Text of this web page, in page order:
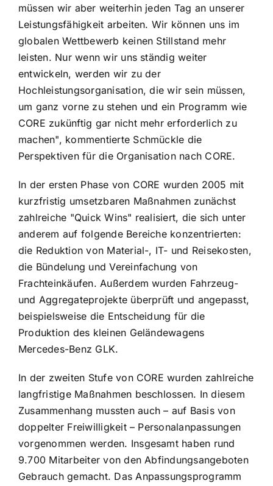
müssen wir aber weiterhin jeden Tag an unserer
Leistungsfähigkeit arbeiten. Wir können uns im
globalen Wettbewerb keinen Stillstand mehr
leisten. Nur wenn wir uns ständig weiter
entwickeln, werden wir zu der
Hochleistungsorganisation, die wir sein müssen,
um ganz vorne zu stehen und ein Programm wie
CORE zukünftig gar nicht mehr erforderlich zu
machen", kommentierte Schmückle die
Perspektiven für die Organisation nach CORE.
In der ersten Phase von CORE wurden 2005 mit
kurzfristig umsetzbaren Maßnahmen zunächst
zahlreiche "Quick Wins" realisiert, die sich unter
anderem auf folgende Bereiche konzentrierten:
die Reduktion von Material-, IT- und Reisekosten,
die Bündelung und Vereinfachung von
Frachteinkäufen. Außerdem wurden Fahrzeug-
und Aggregateprojekte überprüft und angepasst,
beispielsweise die Entscheidung für die
Produktion des kleinen Geländewagens
Mercedes-Benz GLK.
In der zweiten Stufe von CORE wurden zahlreiche
langfristige Maßnahmen beschlossen. In diesem
Zusammenhang mussten auch – auf Basis von
doppelter Freiwilligkeit – Personalanpassungen
vorgenommen werden. Insgesamt haben rund
9.700 Mitarbeiter von den Abfindungsangeboten
Gebrauch gemacht. Das Anpassungsprogramm